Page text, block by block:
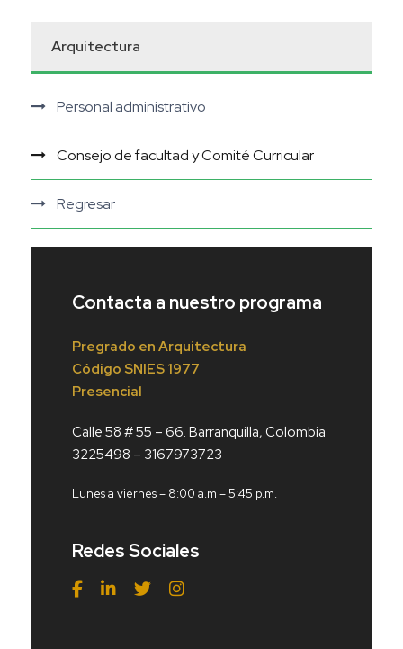
Arquitectura
Personal administrativo
Consejo de facultad y Comité Curricular
Regresar
Contacta a nuestro programa
Pregrado en Arquitectura
Código SNIES 1977
Presencial
Calle 58 # 55 – 66. Barranquilla, Colombia
3225498 – 3167973723
Lunes a viernes – 8:00 a.m – 5:45 p.m.
Redes Sociales